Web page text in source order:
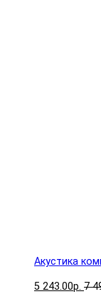
Акустика
5 243.00р. 7